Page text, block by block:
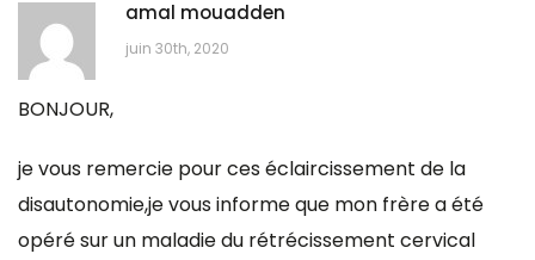
amal mouadden
juin 30th, 2020
BONJOUR,
je vous remercie pour ces éclaircissement de la
disautonomie,je vous informe que mon frère a été
opéré sur un maladie du rétrécissement cervical